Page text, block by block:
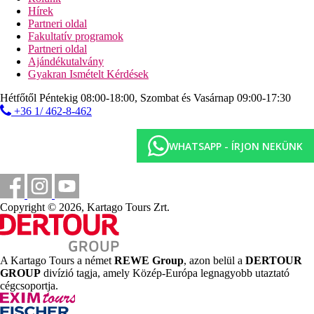
A szálloda legfeljebb 20 kg-os kutyákat/macskákat fogad (22
EUR/éj felár, plusz 200 EUR kaució ellenében).
Internet
Ingyenes: WiFi a szállodában
Hotel Catalonia Oro Negro - HIVATALOS WEBOLDAL -
Katalónia Szállodák és Üdülőhelyek
Távolságok
17 km
Távolság a legközelebbi repülőtértől
Távolság a tengerparttól
Strand
Hírek
Partneri oldal
Fakultatív programok
Partneri oldal
Ajándékutalvány
Gyakran Ismételt Kérdések
Hétfőtől Péntekig 08:00-18:00, Szombat és Vasárnap 09:00-17:30
+36 1/ 462-8-462
WHATSAPP - ÍRJON NEKÜNK
Copyright © 2026, Kartago Tours Zrt.
A Kartago Tours a német REWE Group, azon belül a DERTOUR
GROUP divízió tagja, amely Közép-Európa legnagyobb utaztató
cégcsoportja.